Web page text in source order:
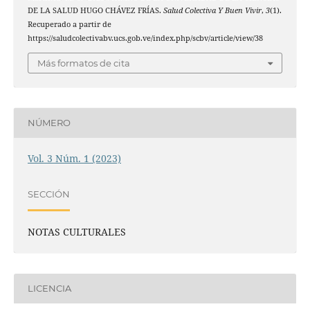
DE LA SALUD HUGO CHÁVEZ FRÍAS. Salud Colectiva Y Buen Vivir, 3(1).
Recuperado a partir de
https://saludcolectivabv.ucs.gob.ve/index.php/scbv/article/view/38
Más formatos de cita
NÚMERO
Vol. 3 Núm. 1 (2023)
SECCIÓN
NOTAS CULTURALES
LICENCIA